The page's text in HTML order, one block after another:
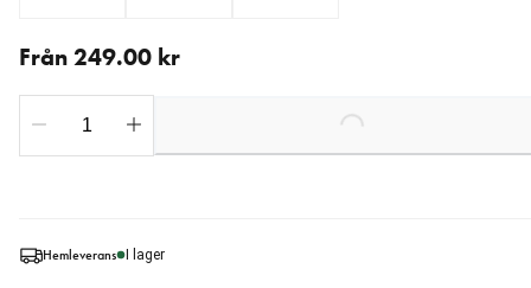
Hemleverans I lager
Från 249.00 kr
Loading...